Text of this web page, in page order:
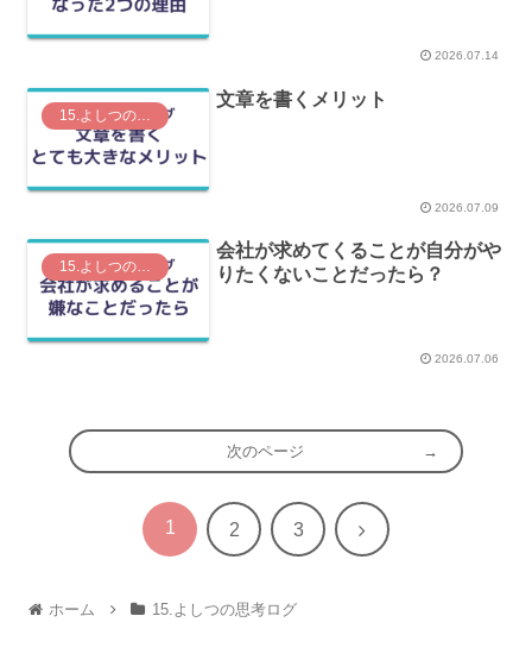
2026.07.14
15.よしつの思考ログ
文章を書くメリット
2026.07.09
15.よしつの思考ログ
会社が求めてくることが自分がや
りたくないことだったら？
2026.07.06
次のページ
1 2 3 次
ホーム 15.よしつの思考ログ